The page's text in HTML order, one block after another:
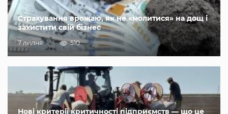
Страхування врожаю, як не «молитися» на дощ і
захистити свій бізнес
7 липня 510
Нові критерії критичності підприємств — що це